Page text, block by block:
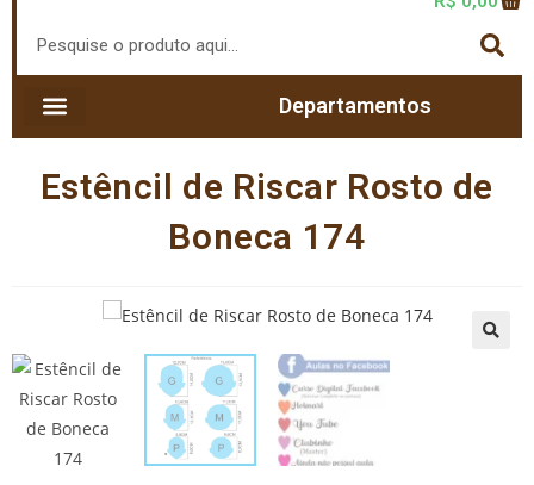
Departamentos
Estêncil de Riscar Rosto de
Boneca 174